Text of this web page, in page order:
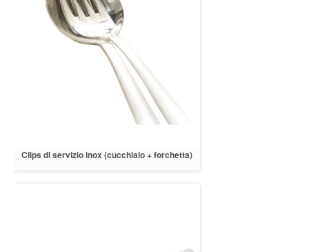
Clips di servizio inox (cucchiaio + forchetta)